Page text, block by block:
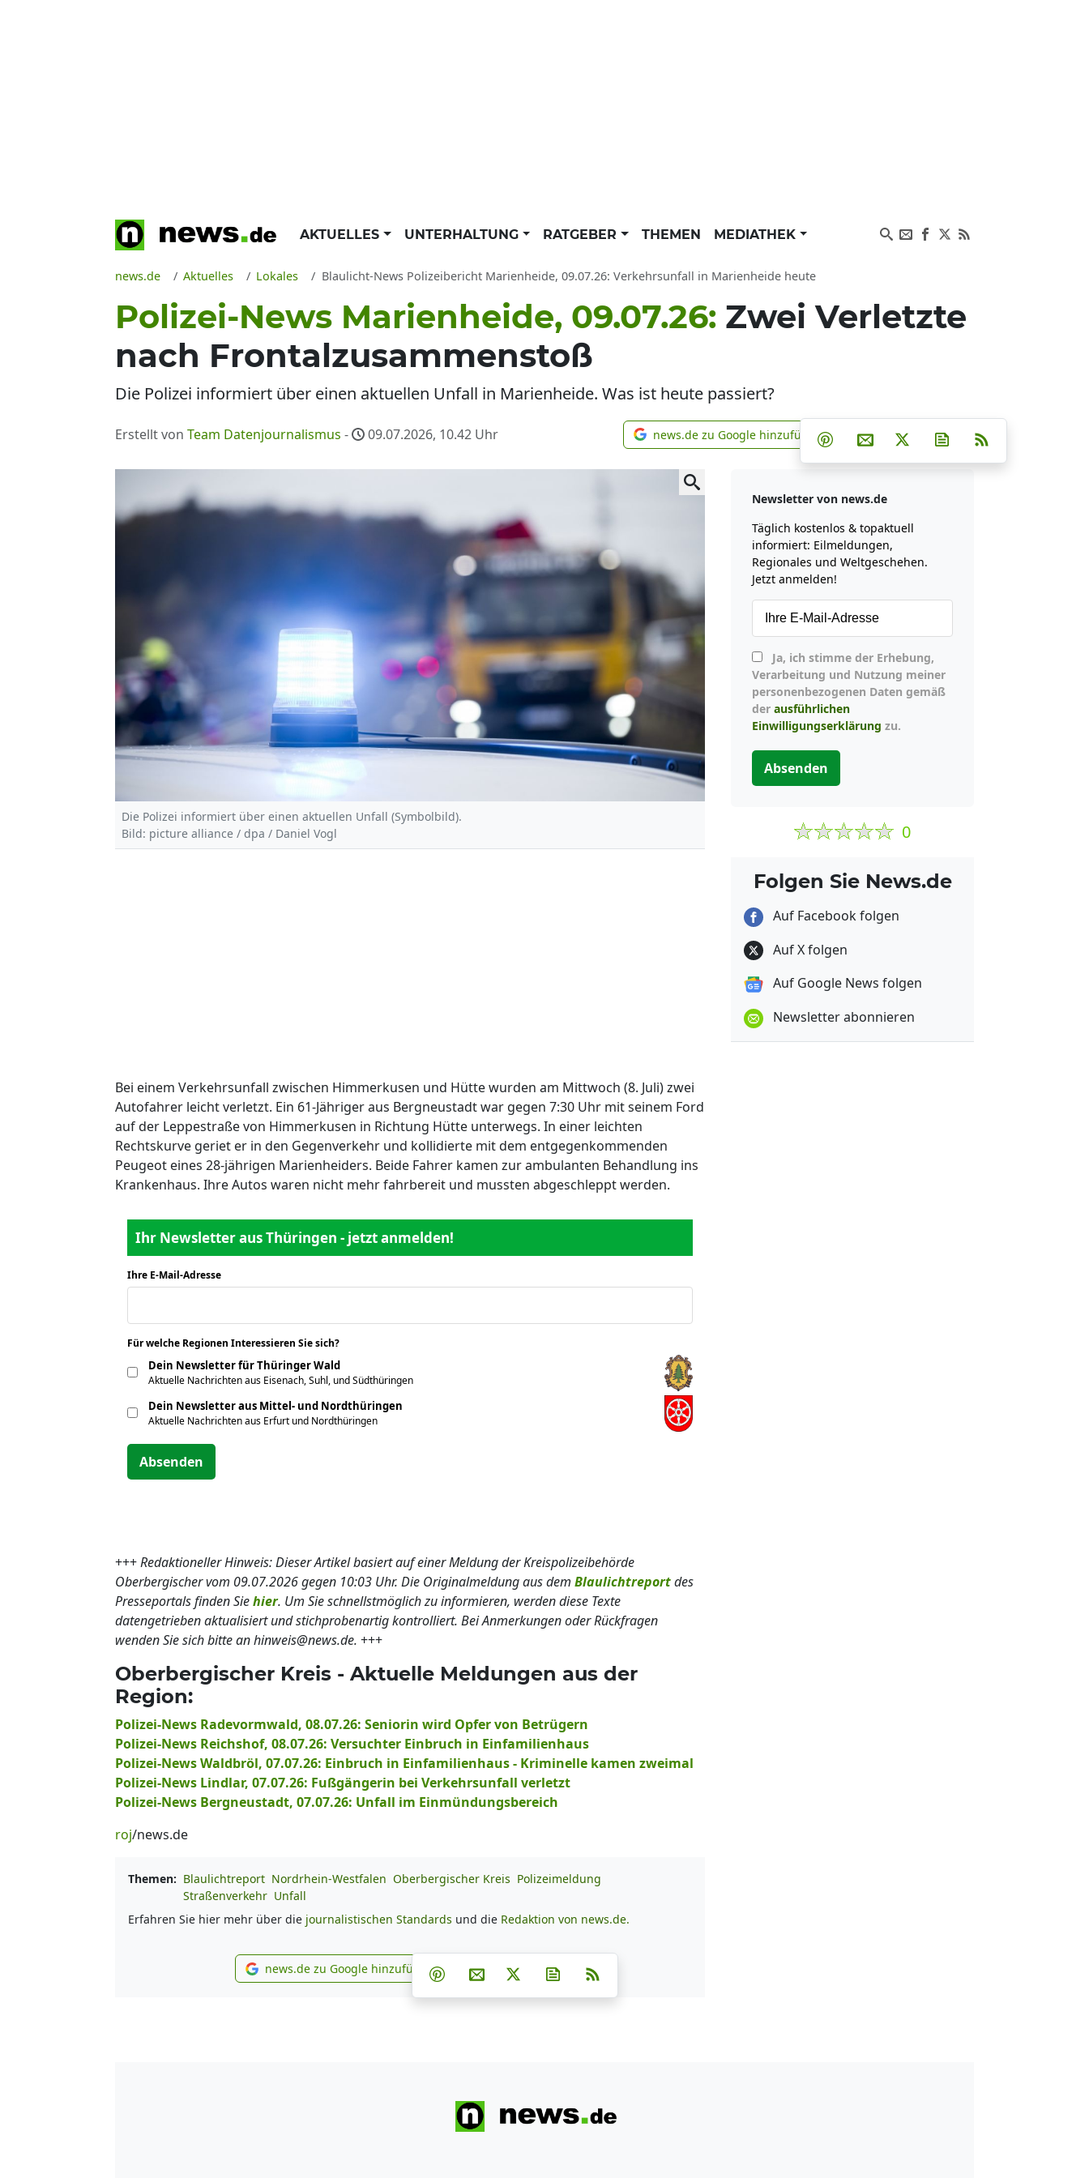
AKTUELLES UNTERHALTUNG RATGEBER THEMEN MEDIATHEK
news.de Aktuelles Lokales Blaulicht-News Polizeibericht Marienheide, 09.07.26: Verkehrsunfall in Marienheide heute
Polizei-News Marienheide, 09.07.26: Zwei Verletzte
nach Frontalzusammenstoß
Die Polizei informiert über einen aktuellen Unfall in Marienheide. Was ist heute passiert?
Erstellt von Team Datenjournalismus - 09.07.2026, 10.42 Uhr news.de zu Google hinzufügen
news.de zu Google hinzufügen Teilen auf Facebook
Teilen auf Whatsapp
Teilen auf Telegram
Teilen auf Pinterest
Per E-Mail teilen
Post auf XNewsletter
Die Polizei informiert über einen aktuellen Unfall (Symbolbild).
Bild: picture alliance / dpa / Daniel Vogl
Bei einem Verkehrsunfall zwischen Himmerkusen und Hütte wurden am Mittwoch (8. Juli) zwei
Autofahrer leicht verletzt. Ein 61-Jähriger aus Bergneustadt war gegen 7:30 Uhr mit seinem Ford
auf der Leppestraße von Himmerkusen in Richtung Hütte unterwegs. In einer leichten
Rechtskurve geriet er in den Gegenverkehr und kollidierte mit dem entgegenkommenden
Peugeot eines 28-jährigen Marienheiders. Beide Fahrer kamen zur ambulanten Behandlung ins
Krankenhaus. Ihre Autos waren nicht mehr fahrbereit und mussten abgeschleppt werden.
Ihr Newsletter aus Thüringen - jetzt anmelden!
Ihre E-Mail-Adresse
Für welche Regionen Interessieren Sie sich?
Dein Newsletter für Thüringer Wald
Aktuelle Nachrichten aus Eisenach, Suhl, und Südthüringen
Dein Newsletter aus Mittel- und Nordthüringen
Aktuelle Nachrichten aus Erfurt und Nordthüringen
Absenden
+++Redaktioneller Hinweis: Dieser Artikel basiert auf einer Meldung der Kreispolizeibehörde
Oberbergischer vom 09.07.2026 gegen 10:03 Uhr. Die Originalmeldung aus dem Blaulichtreportdes
Presseportals finden Siehier. Um Sie schnellstmöglich zu informieren, werden diese Texte
datengetrieben aktualisiert und stichprobenartig kontrolliert. Bei Anmerkungen oder Rückfragen
wenden Sie sich bitte an hinweis@news.de. +++
Oberbergischer Kreis - Aktuelle Meldungen aus der
Region:
Polizei-News Radevormwald, 08.07.26: Seniorin wird Opfer von Betrügern
Polizei-News Reichshof, 08.07.26: Versuchter Einbruch in Einfamilienhaus
Polizei-News Waldbröl, 07.07.26: Einbruch in Einfamilienhaus - Kriminelle kamen zweimal
Polizei-News Lindlar, 07.07.26: Fußgängerin bei Verkehrsunfall verletzt
Polizei-News Bergneustadt, 07.07.26: Unfall im Einmündungsbereich
roj/news.de
Themen: Blaulichtreport Nordrhein-Westfalen Oberbergischer Kreis Polizeimeldung
Straßenverkehr Unfall
Erfahren Sie hier mehr über die journalistischen Standards und die Redaktion von news.de.
news.de zu Google hinzufügen
news.de zu Google hinzufügen Teilen auf Facebook
Teilen auf Whatsapp
Teilen auf Telegram
Teilen auf Pinterest
Per E-Mail teilen
Post auf XNewsletter abonnieren
Newsletter von news.de
Täglich kostenlos & topaktuell
informiert: Eilmeldungen,
Regionales und Weltgeschehen.
Jetzt anmelden!
Verarbeitung und Nutzung meiner
personenbezogenen Daten gemäß
der ausführlichen
Einwilligungserklärung zu.
Absenden
0
Folgen Sie News.de
Auf Facebook folgen
Auf X folgen
Auf Google News folgen
Newsletter abonnieren